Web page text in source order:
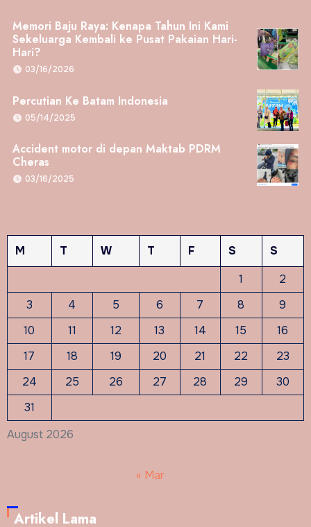
Memori Baju Raya: Kenapa Tahun Ini Kami
Sekeluarga Kembali ke Pusat Pakaian Hari-
Hari?
03/16/2026
Percutian Ke Batam Indonesia
05/14/2025
Accident motor di depan Maktab PDRM
Cheras
03/16/2025
August 2026
M T W T F S
S
1
2
3
4 5 6 7 8
9
10
11 12 13 14 15
16
17
18 19 20 21 22
23
24
25 26 27 28 29
30
31
« Mar
Artikel Lama